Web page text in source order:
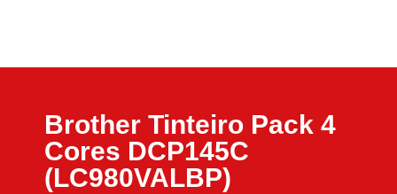
Brother Tinteiro Pack 4
Cores DCP145C
(LC980VALBP)